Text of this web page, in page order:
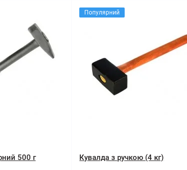
500 г
Популярний
Кувалда з ручкою (4 кг)